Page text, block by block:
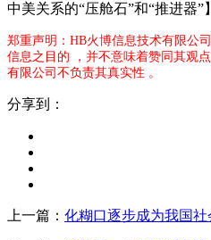
中美关系的“压舱石”和“推进器”
郑重声明：HB火博信息技术有限公
信息之目的 ，并不意味着赞同其观
有限公司不负责其真实性 。
分享到：
上一篇： 化糊口逐步成为我国